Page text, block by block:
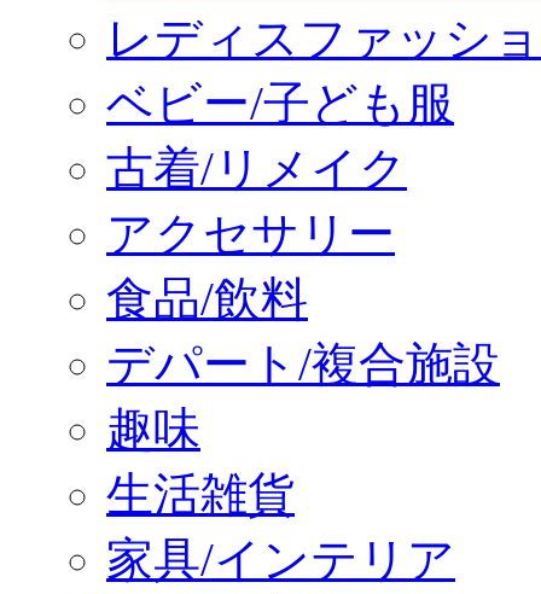
レディスファッシ
ベビー/子ども服
古着/リメイク
アクセサリー
食品/飲料
デパート/複合施設
趣味
生活雑貨
家具/インテリア